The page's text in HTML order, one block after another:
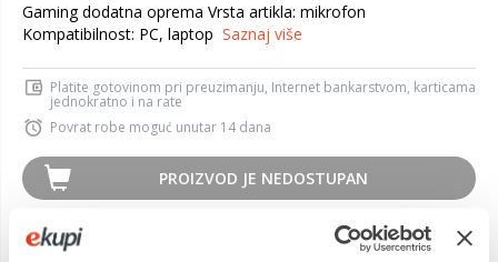
Gaming dodatna oprema Vrsta artikla: mikrofon
Kompatibilnost: PC, laptop Saznaj više
Platite gotovinom pri preuzimanju, Internet bankarstvom, karticama
jednokratno i na rate
Povrat robe moguć unutar 14 dana
PROIZVOD JE NEDOSTUPAN